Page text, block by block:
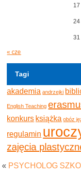
17
24
31
« cze
Tagi
akademia andrzejki
English Teaching
konkurs książka obóz
regulamin
zajęcia
« PSYCHOLOG